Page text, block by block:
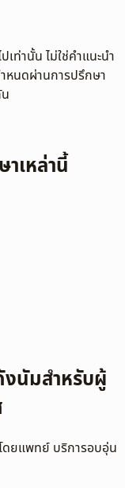
ท่านั้น ไม่ใช่คำแนะนำ
หนดผ่านการปรึกษา
เหล่านี้
งนัมสำหรับผู้
ดยแพทย์ บริการอบอุ่น